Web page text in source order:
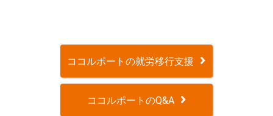
ココルポートの就労移行支援
ココルポートのQ&A